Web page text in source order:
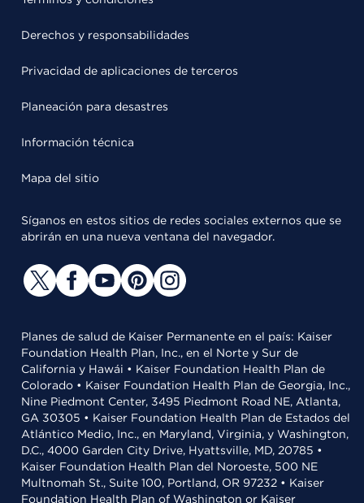
Derechos y responsabilidades
Privacidad de aplicaciones de terceros
Planeación para desastres
Información técnica
Mapa del sitio
Síganos en estos sitios de redes sociales externos que se
abrirán en una nueva ventana del navegador.
Planes de salud de Kaiser Permanente en el país: Kaiser
Foundation Health Plan, Inc., en el Norte y Sur de
California y Hawái • Kaiser Foundation Health Plan de
Colorado • Kaiser Foundation Health Plan de Georgia, Inc.,
Nine Piedmont Center, 3495 Piedmont Road NE, Atlanta,
GA 30305 • Kaiser Foundation Health Plan de Estados del
Atlántico Medio, Inc., en Maryland, Virginia, y Washington,
D.C., 4000 Garden City Drive, Hyattsville, MD, 20785 •
Kaiser Foundation Health Plan del Noroeste, 500 NE
Multnomah St., Suite 100, Portland, OR 97232 • Kaiser
Foundation Health Plan of Washington or Kaiser